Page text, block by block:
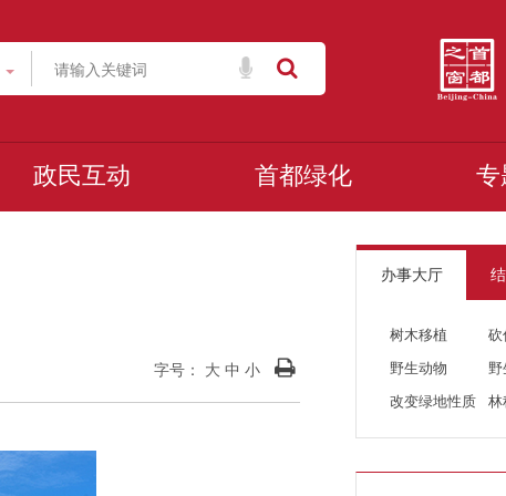
政民互动 首都绿化 专
字号： 大 中 小
办事大厅
树木移植 砍
野生动物
野
改变绿地性质
林